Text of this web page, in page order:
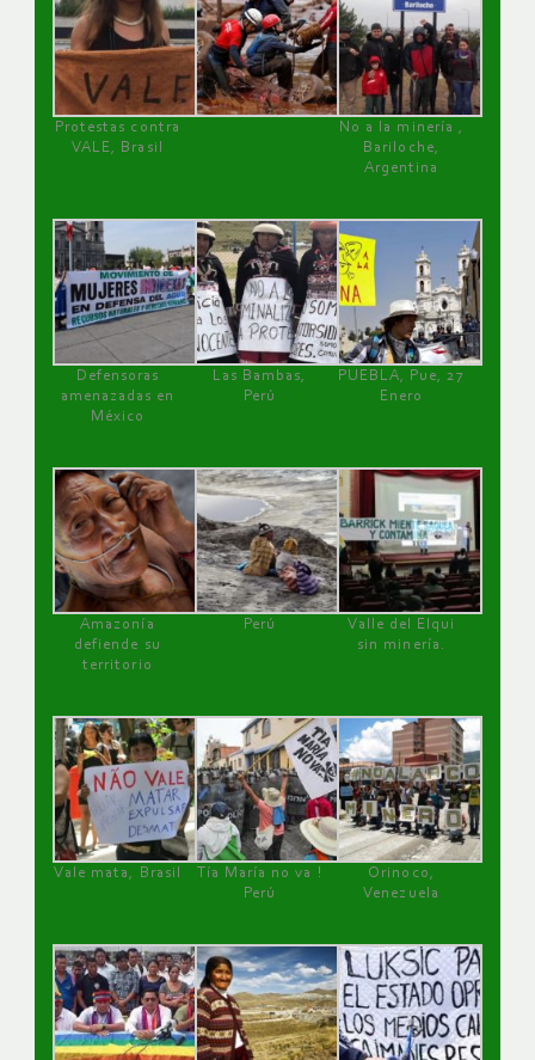
Protestas contra
VALE, Brasil
No a la minería ,
Bariloche,
Argentina
Defensoras
amenazadas en
México
Las Bambas,
Perú
PUEBLA, Pue, 27
Enero
Amazonía
defiende su
territorio
Perú
Valle del Elqui
sin minería.
Vale mata, Brasil
Tía María no va !
Perú
Orinoco,
Venezuela